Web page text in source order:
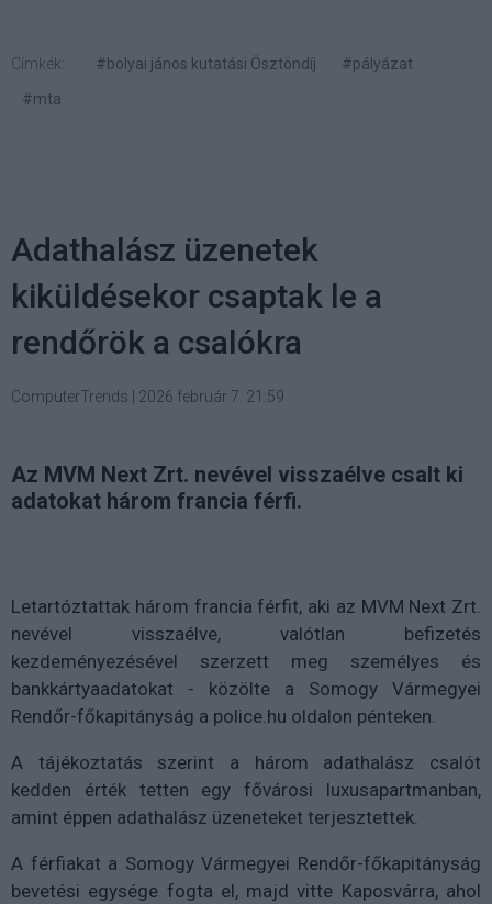
Címkék: #bolyai jános kutatási Ösztöndíj
#pályázat
#mta
Adathalász üzenetek
kiküldésekor csaptak le a
rendőrök a csalókra
ComputerTrends 2026 február 7. 21:59
Az MVM Next Zrt. nevével visszaélve csalt ki
adatokat három francia férfi.
Letartóztattak három francia férfit, aki az MVM Next Zrt.
nevével visszaélve, valótlan befizetés
kezdeményezésével szerzett meg személyes és
bankkártyaadatokat - közölte a Somogy Vármegyei
Rendőr-főkapitányság a police.hu oldalon pénteken.
A tájékoztatás szerint a három adathalász csalót
kedden érték tetten egy fővárosi luxusapartmanban,
amint éppen adathalász üzeneteket terjesztettek.
A férfiakat a Somogy Vármegyei Rendőr-főkapitányság
bevetési egysége fogta el, majd vitte Kaposvárra, ahol